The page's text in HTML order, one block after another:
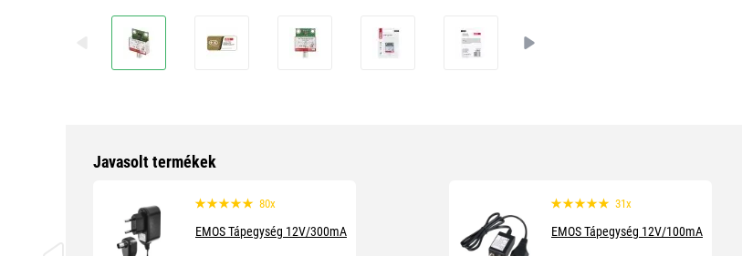
Javasolt termékek
80x
EMOS Tápegység 12V/300mA
31x
EMOS Tápegység 12V/100mA